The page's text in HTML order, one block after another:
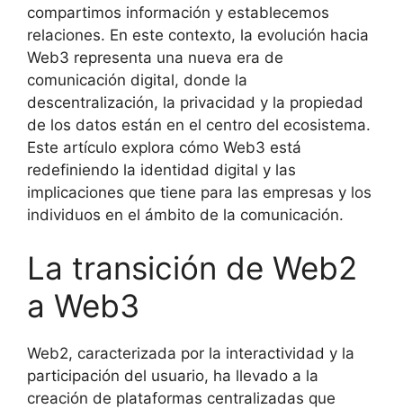
compartimos información y establecemos
relaciones. En este contexto, la evolución hacia
Web3 representa una nueva era de
comunicación digital, donde la
descentralización, la privacidad y la propiedad
de los datos están en el centro del ecosistema.
Este artículo explora cómo Web3 está
redefiniendo la identidad digital y las
implicaciones que tiene para las empresas y los
individuos en el ámbito de la comunicación.
La transición de Web2
a Web3
Web2, caracterizada por la interactividad y la
participación del usuario, ha llevado a la
creación de plataformas centralizadas que